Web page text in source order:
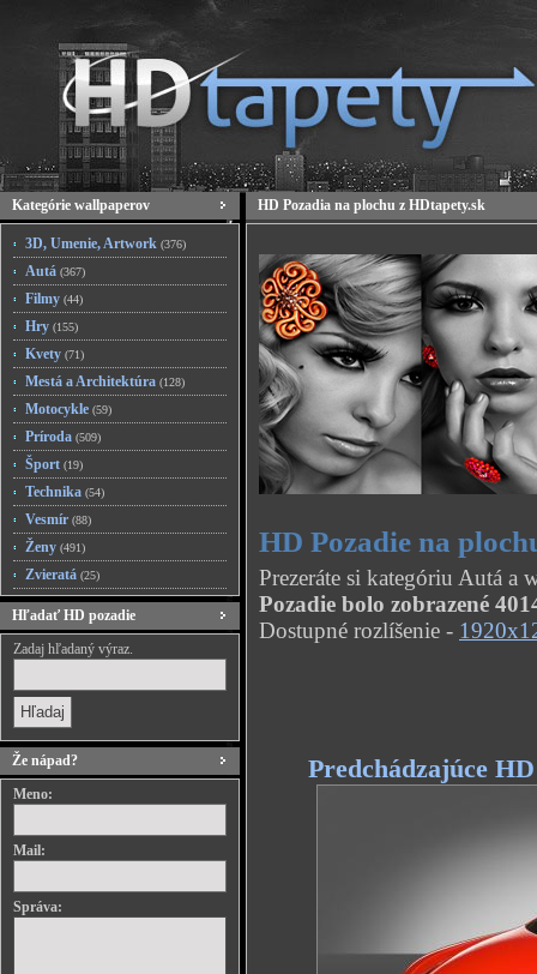
Kategórie wallpaperov
3D, Umenie, Artwork (376)
Autá (367)
Filmy (44)
Hry (155)
Kvety (71)
Mestá a Architektúra (128)
Motocykle (59)
Príroda (509)
Šport (19)
Technika (54)
Vesmír (88)
Ženy (491)
Zvieratá (25)
Hľadať HD pozadie
Zadaj hľadaný výraz.
Že nápad?
Meno:
Mail:
Správa:
HD Pozadia na plochu z HDtapety.sk
HD Pozadie na
Prezeráte si kategóriu Autá a
Pozadie bolo zobrazené
Dostupné rozlíšenie -
Predchádzajúce